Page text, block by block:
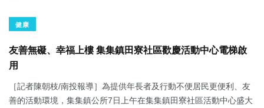
健康
友善無礙、幸福上樓 集集鎮田寮社區歡慶活動中心電梯啟
用
［記者陳朝枝/南投報導］為提供年長者及行動不便居民更便利、友
善的活動環境，集集鎮公所7日上午在集集鎮田寮社區活動中心盛大